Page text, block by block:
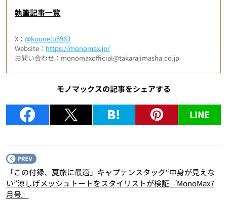
執筆記事一覧
X：@kuunelu5963
Website： https://monomax.jp/
お問い合わせ：monomaxofficial@takarajimasha.co.jp
モノマックスの記事をシェアする
LINE
「この付録、夏旅に最適」キャプテンスタッグ“中身が見えな
い”涼しげメッシュトートをスタイリストが検証『MonoMax7
月号』